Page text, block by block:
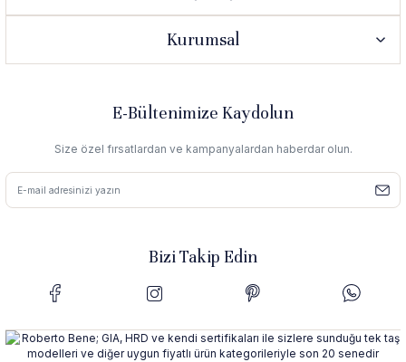
Kurumsal
E-Bültenimize Kaydolun
Size özel fırsatlardan ve kampanyalardan haberdar olun.
Bizi Takip Edin